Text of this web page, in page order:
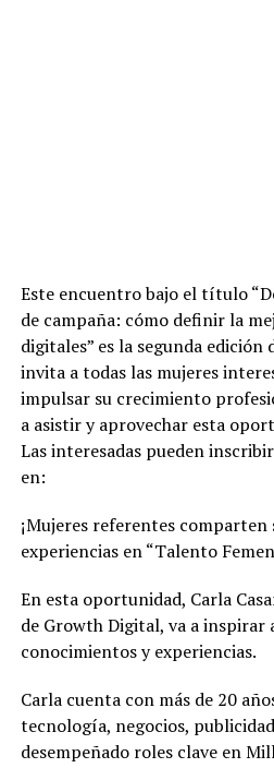
Este encuentro bajo el título
de campaña: cómo definir la
digitales” es la segunda edición
invita a todas las mujeres
impulsar su crecimiento
a asistir y aprovechar esta
Las interesadas pueden
en:
¡Mujeres referentes
experiencias en “Talento
En esta oportunidad, Carla
de Growth Digital, va a inspirar
conocimientos y experiencias.
Carla cuenta con más de 20
tecnología, negocios,
desempeñado roles clave en